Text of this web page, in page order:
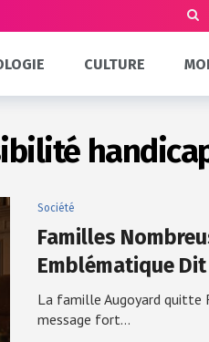
CULTURE
Société
Familles
Emblématique
La famille Augoyard quitte
message fort…